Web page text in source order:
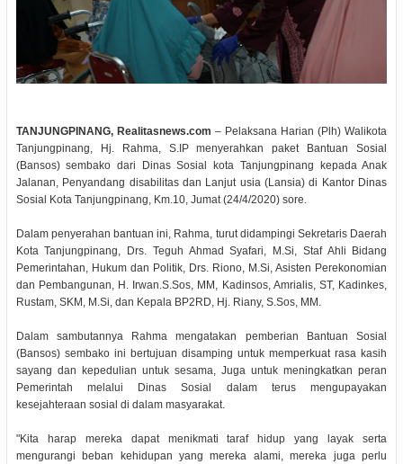
TANJUNGPINANG, Realitasnews.com – Pelaksana Harian (Plh) Walikota
Tanjungpinang, Hj. Rahma, S.IP menyerahkan paket Bantuan Sosial
(Bansos) sembako dari Dinas Sosial kota Tanjungpinang kepada Anak
Jalanan, Penyandang disabilitas dan Lanjut usia (Lansia) di Kantor Dinas
Sosial Kota Tanjungpinang, Km.10, Jumat (24/4/2020) sore.
Dalam penyerahan bantuan ini, Rahma, turut didampingi Sekretaris Daerah
Kota Tanjungpinang, Drs. Teguh Ahmad Syafari, M.Si, Staf Ahli Bidang
Pemerintahan, Hukum dan Politik, Drs. Riono, M.Si, Asisten Perekonomian
dan Pembangunan, H. Irwan.S.Sos, MM, Kadinsos, Amrialis, ST, Kadinkes,
Rustam, SKM, M.Si, dan Kepala BP2RD, Hj. Riany, S.Sos, MM.
Dalam sambutannya Rahma mengatakan pemberian Bantuan Sosial
(Bansos) sembako ini bertujuan disamping untuk memperkuat rasa kasih
sayang dan kepedulian untuk sesama, Juga untuk meningkatkan peran
Pemerintah melalui Dinas Sosial dalam terus mengupayakan
kesejahteraan sosial di dalam masyarakat.
"Kita harap mereka dapat menikmati taraf hidup yang layak serta
mengurangi beban kehidupan yang mereka alami, mereka juga perlu